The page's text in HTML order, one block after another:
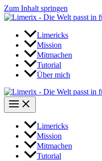
Zum Inhalt springen
Limericks
Mission
Mitmachen
Tutorial
Über mich
Limericks
Mission
Mitmachen
Tutorial